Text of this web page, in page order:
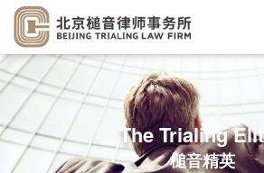
The Trialing
槌音精英